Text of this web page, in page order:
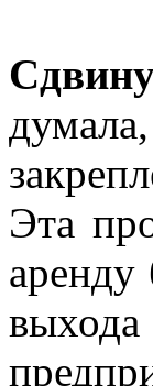
Эта
аренду